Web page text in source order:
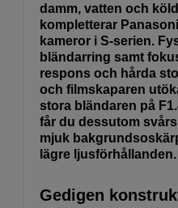
damm, vatten och
kompletterar
kameror i S-serien.
bländarring samt
respons och hårda
och filmskaparen
stora bländaren på
får du dessutom
mjuk
lägre ljusförhållanden.
Gedigen